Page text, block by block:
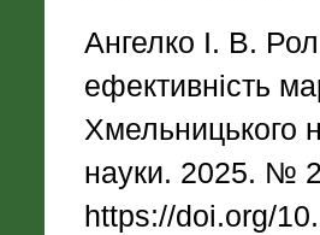
Ангелко І. В.
ефективність
Хмельницького
науки. 2025. №
https://doi.org/